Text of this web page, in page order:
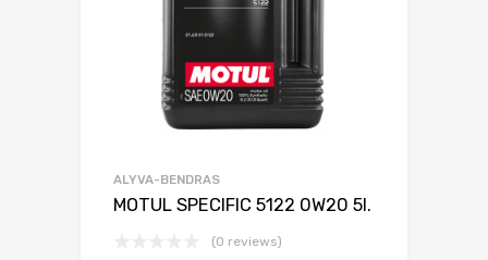
ALYVA-BENDRAS
MOTUL SPECIFIC 5122 0W20 5l.
(0 reviews)